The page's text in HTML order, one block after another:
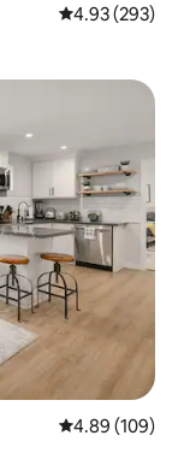
औसत रेटिंग 5 में से
4.93 (293)
औसत रेटिंग 5 में से
4.89 (109)